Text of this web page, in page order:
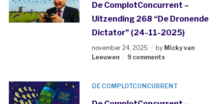
De ComplotConcurrent –
Uitzending 268 “De Dronende
Dictator” (24-11-2025)
november 24, 2025 by Micky van
Leeuwen
9 comments
DE COMPLOTCONCURRENT